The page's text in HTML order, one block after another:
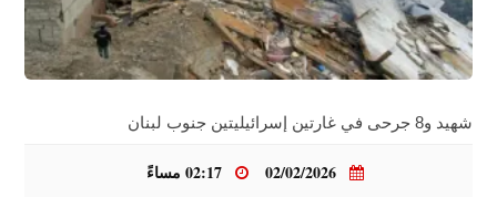
شهيد و8 جرحى في غارتين إسرائيليتين جنوب لبنان